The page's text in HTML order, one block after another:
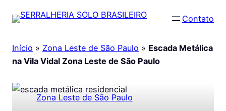
Pular
para
conteúdo
Contato
Início » Zona Leste de São Paulo » Escada Metálica
na Vila Vidal Zona Leste de São Paulo
Zona Leste de São Paulo